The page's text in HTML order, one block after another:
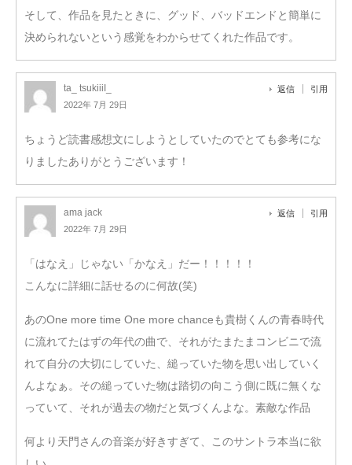
そして、作品を見たときに、グッド、バッドエンドと簡単に
決められないという感覚をわからせてくれた作品です。
ta_ tsukiiiI_
2022年 7月 29日
返信 引用
ちょうど読書感想文にしようとしていたのでとても参考にな
りましたありがとうございます！
ama jack
2022年 7月 29日
返信 引用
「はなえ」じゃない「かなえ」だー！！！！！
こんなに詳細に話せるのに何故(笑)
あのOne more time One more chanceも貴樹くんの青春時代
に流れてたはずの年代の曲で、それがたまたまコンビニで流
れて自分の大切にしていた、縋っていた物を思い出していく
んよなぁ。その縋っていた物は踏切の向こう側に既に無くな
っていて、それが過去の物だと気づくんよな。素敵な作品
何より天門さんの音楽が好きすぎて、このサントラ本当に欲